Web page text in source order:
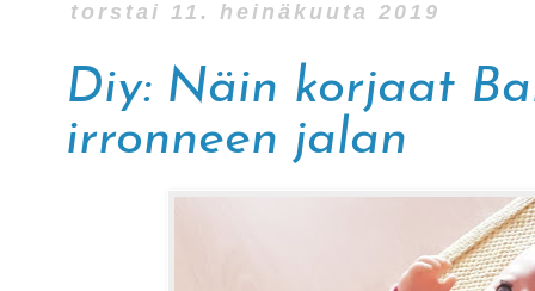
torstai 11. heinäkuuta 2019
Diy: Näin korjaat
irronneen jalan